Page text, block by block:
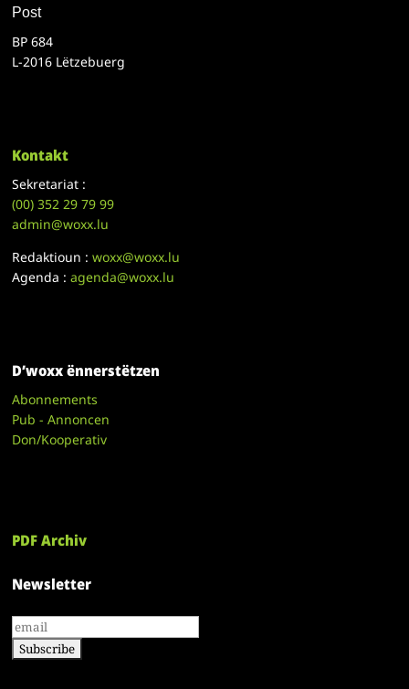
Post
BP 684
L-2016 Lëtzebuerg
Kontakt
Sekretariat :
(00)352 29 79 99
admin@woxx.lu
Redaktioun :woxx@woxx.lu
Agenda :agenda@woxx.lu
D’woxx ënnerstëtzen
Abonnements
Pub - Annoncen
Don/Kooperativ
PDF Archiv
Newsletter